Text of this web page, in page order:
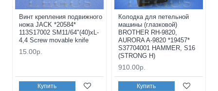
Винт крепления подвижного
ножа JACK *20584*
113S17002 SM11/64"(40)xL-
4,4 Screw movable knife
15.00р.
Купить
Колодка для петельной
машины (глазковой)
BROTHER RH-9820,
AURORA A-9820 *19457*
S37704001 HAMMER, S16
(STRONG H)
910.00р.
Купить